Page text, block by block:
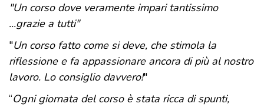
"Un corso dove veramente impari tantissimo
...grazie a tutti"
"Un corso fatto come si deve, che stimola la
riflessione e fa appassionare ancora di più al nostro
lavoro. Lo consiglio davvero!"
“Ogni giornata del corso è stata ricca di spunti,